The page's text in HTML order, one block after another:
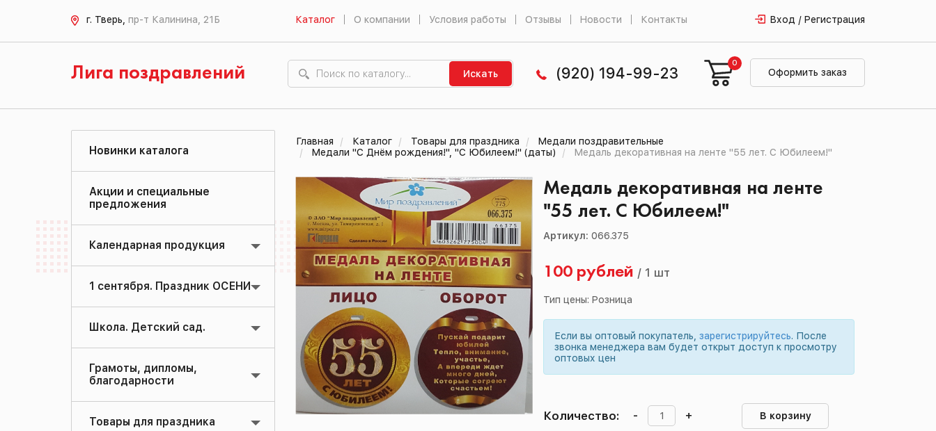
г. Тверь, пр-т Калинина, 21Б Каталог О компании Условия работы Отзывы Новости Контакты Вход / Регистрация
Лига поздравлений Искать (920) 194-99-23 Оформить заказ
0
Новинки каталога
Акции и специальные
предложения
Календарная продукция
1 сентября. Праздник ОСЕНИ
Школа. Детский сад.
Грамоты, дипломы,
благодарности
Товары для праздника
Главная Каталог Товары для праздника
Медали поздравительные
Медали "С Днём рождения!", "С Юбилеем!" (даты)
Медаль декоративная на ленте "55 лет. С Юбилеем!"
Медаль декоративная на ленте
"55 лет. С Юбилеем!"
Артикул:066.375
100 рублей / 1 шт
Тип цены: Розница
Если вы оптовый покупатель,зарегистрируйтесь. После
звонка менеджера вам будет открыт доступ к просмотру
оптовых цен
Количество: - + В корзину